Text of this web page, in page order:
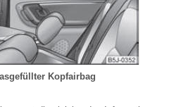
Kopfairbag